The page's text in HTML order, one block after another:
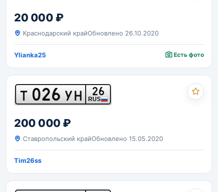
20 000 ₽
Краснодарский крайОбновлено 26.10.2020
Ylianka25 Есть фото
Т 026 УН 26
RUS
200 000 ₽
Ставропольский крайОбновлено 15.05.2020
Tim26ss